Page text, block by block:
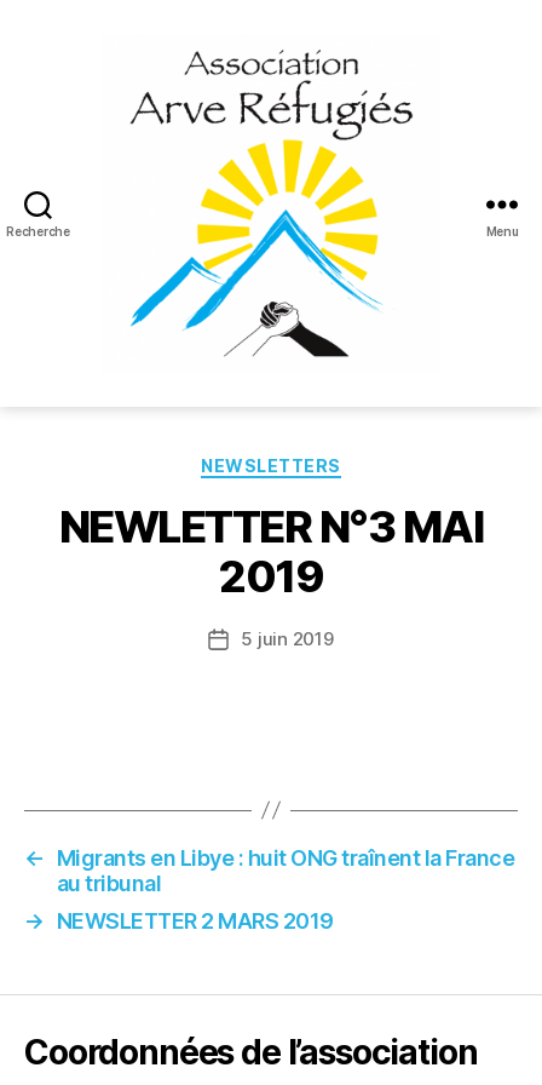
Recherche
Réfugiés
Menu
Catégories
NEWSLETTERS
NEWLETTER N°3 MAI
2019
Date5 juin 2019
←
Migrants en Libye : huit ONG traînent la France
au tribunal
→
NEWSLETTER 2 MARS 2019
Coordonnées de l’association